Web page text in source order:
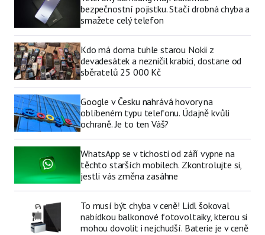
bezpečnostní pojistku. Stačí drobná chyba a
smažete celý telefon
Kdo má doma tuhle starou Nokii z
devadesátek a nezničil krabici, dostane od
sběratelů 25 000 Kč
Google v Česku nahrává hovory na
oblíbeném typu telefonu. Údajně kvůli
ochraně. Je to ten Váš?
WhatsApp se v tichosti od září vypne na
těchto starších mobilech. Zkontrolujte si,
jestli vás změna zasáhne
To musí být chyba v ceně! Lidl šokoval
nabídkou balkonové fotovoltaiky, kterou si
mohou dovolit i nejchudší. Baterie je v ceně